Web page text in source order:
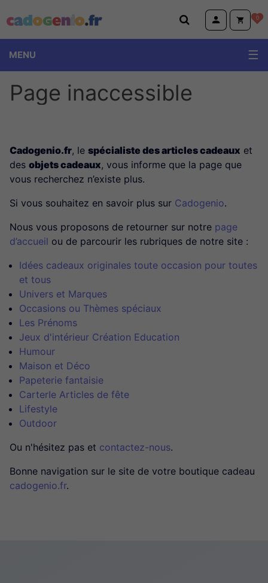
Cadogenio.fr 0
MENU
Page inaccessible
Cadogenio.fr, le spécialiste des articles cadeaux et
des objets cadeaux, vous informe que la page que
vous recherchez n’existe plus.
Si vous souhaitez en savoir plus sur Cadogenio.
Nous vous proposons de retourner sur notre page
d’accueil ou de parcourir les rubriques de notre site :
Idées cadeaux originales toute occasion pour toutes
et tous
Univers et Marques
Occasions ou Thèmes spéciaux
Les Prénoms
Jeux d'intérieur Création Education
Humour
Maison et Déco
Papeterie fantaisie
CarterIe Articles de fête
Lifestyle
Outdoor
Ou n'hésitez pas et contactez-nous.
Bonne navigation sur le site de votre boutique cadeau
cadogenio.fr.